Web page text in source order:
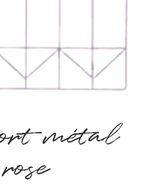
métal
rose